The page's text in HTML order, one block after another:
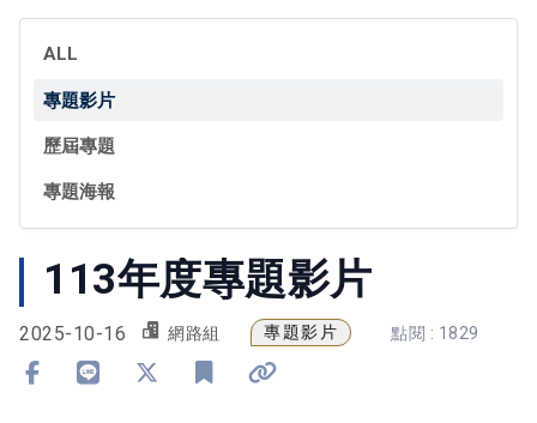
ALL
專題影片
歷屆專題
專題海報
113年度專題影片
2025-10-16 網路組 專題影片 點閱 : 1829